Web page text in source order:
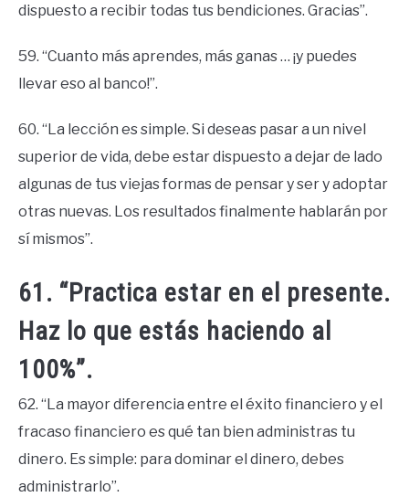
dispuesto a recibir todas tus bendiciones. Gracias”.
59. “Cuanto más aprendes, más ganas … ¡y puedes
llevar eso al banco!”.
60. “La lección es simple. Si deseas pasar a un nivel
superior de vida, debe estar dispuesto a dejar de lado
algunas de tus viejas formas de pensar y ser y adoptar
otras nuevas. Los resultados finalmente hablarán por
sí mismos”.
61. “Practica estar en el presente.
Haz lo que estás haciendo al
100%”.
62. “La mayor diferencia entre el éxito financiero y el
fracaso financiero es qué tan bien administras tu
dinero. Es simple: para dominar el dinero, debes
administrarlo”.